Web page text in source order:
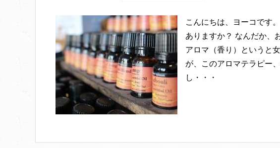
こんにちは、ヨーコです
ありますか？ なんだか、
アロマ（香り）というと
が、このアロマテラピー
し・・・